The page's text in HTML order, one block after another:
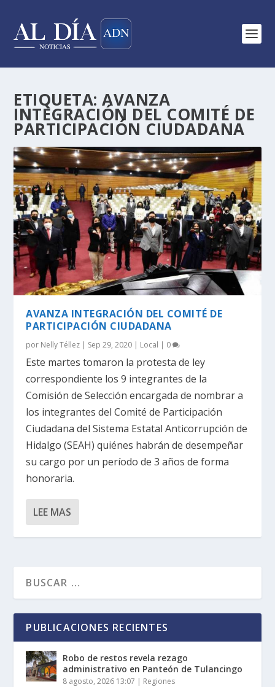
ETIQUETA:AVANZA
INTEGRACIÓN DEL COMITÉ DE
PARTICIPACIÓN CIUDADANA
AVANZA INTEGRACIÓN DEL COMITÉ DE
PARTICIPACIÓN CIUDADANA
por Nelly Téllez | Sep 29, 2020 | Local | 0
Este martes tomaron la protesta de ley
correspondiente los 9 integrantes de la
Comisión de Selección encargada de nombrar a
los integrantes del Comité de Participación
Ciudadana del Sistema Estatal Anticorrupción de
Hidalgo (SEAH) quiénes habrán de desempeñar
su cargo por un período de 3 años de forma
honoraria.
LEE MAS
PUBLICACIONES RECIENTES
Robo de restos revela rezago
administrativo en Panteón de Tulancingo
8 agosto, 2026 13:07 | Regiones